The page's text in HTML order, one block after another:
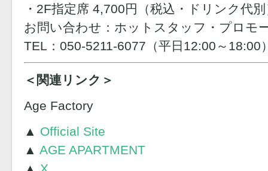
・2F指定席 4,700円（税込・ドリンク代
お問い合わせ：ホットスタッフ・プロモ
TEL：050-5211-6077（平日12:00～18:00
＜関連リンク＞
Age Factory
▲ Official Site
▲ AGE APARTMENT